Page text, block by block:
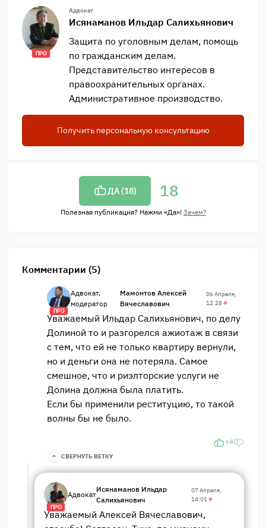
ПРО
Адвокат
Исянаманов Ильдар Салихьянович
Защита по уголовным делам, помощь
по гражданским делам.
Представительство интересов в
правоохранительных органах.
Административное производство.
Получить персональную консультацию
ДА (18) 18
Полезная публикация? Нажми «Да»! Зачем?
Комментарии (5)
ПРО
Адвокат,
модератор
Мамонтов Алексей
Вячеславович
06 Апреля,
12:28#
Уважаемый Ильдар Салихьянович, по делу
Долиной то и разгорелся ажиотаж в связи
с тем, что ей не только квартиру вернули,
но и деньги она не потеряла. Самое
смешное, что и риэлторские услуги не
Долина должна была платить.
Если бы применили реституцию, то такой
волны бы не было.
+4
СВЕРНУТЬ ВЕТКУ
ПРО
Адвокат
Исянаманов Ильдар
Салихьянович
07 Апреля,
14:01#
Уважаемый Алексей Вячеславович,